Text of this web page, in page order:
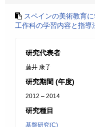
スペインの美術教育
工作科の学習内容と指導
研究代表者
藤井 康子
研究期間 (年度)
2012 – 2014
研究種目
基盤研究(C)